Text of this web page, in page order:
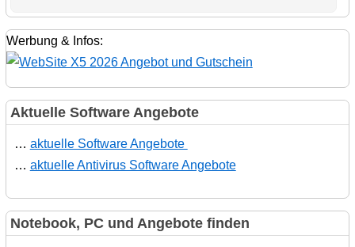
Werbung & Infos:
Aktuelle Software Angebote
… aktuelle Software Angebote
… aktuelle Antivirus Software Angebote
Notebook, PC und Angebote finden